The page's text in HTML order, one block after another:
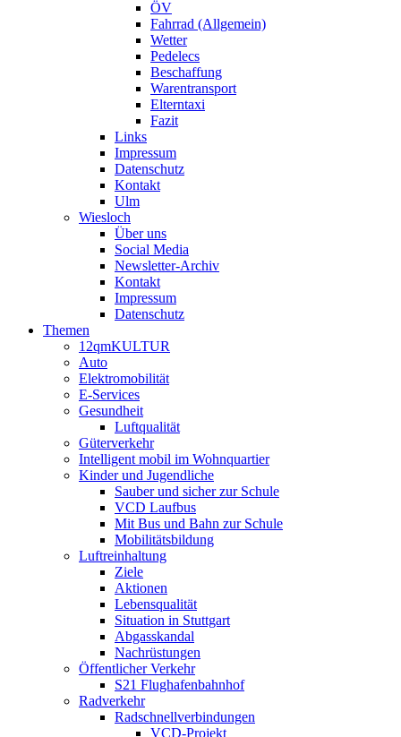
ÖV
Fahrrad (Allgemein)
Wetter
Pedelecs
Beschaffung
Warentransport
Elterntaxi
Fazit
Links
Impressum
Datenschutz
Kontakt
Ulm
Wiesloch
Über uns
Social Media
Newsletter-Archiv
Kontakt
Impressum
Datenschutz
Themen
12qmKULTUR
Auto
Elektromobilität
E-Services
Gesundheit
Luftqualität
Güterverkehr
Intelligent mobil im Wohnquartier
Kinder und Jugendliche
Sauber und sicher zur Schule
VCD Laufbus
Mit Bus und Bahn zur Schule
Mobilitätsbildung
Luftreinhaltung
Ziele
Aktionen
Lebensqualität
Situation in Stuttgart
Abgasskandal
Nachrüstungen
Öffentlicher Verkehr
S21 Flughafenbahnhof
Radverkehr
Radschnellverbindungen
VCD-Projekt